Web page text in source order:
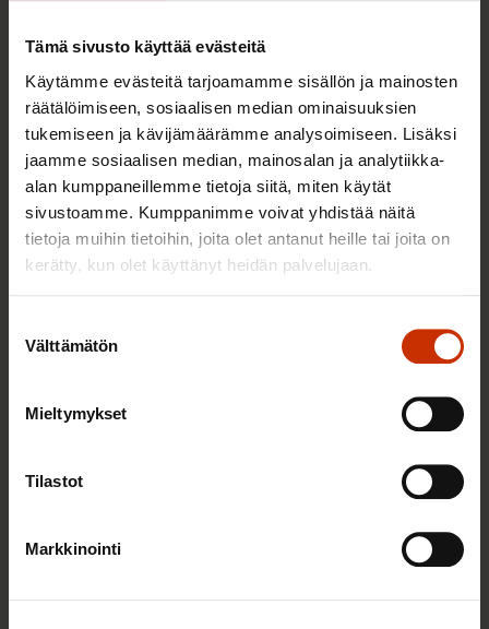
Tämä sivusto käyttää evästeitä
Käytämme evästeitä tarjoamamme sisällön ja mainosten
räätälöimiseen, sosiaalisen median ominaisuuksien
tukemiseen ja kävijämäärämme analysoimiseen. Lisäksi
jaamme sosiaalisen median, mainosalan ja analytiikka-
alan kumppaneillemme tietoja siitä, miten käytät
sivustoamme. Kumppanimme voivat yhdistää näitä
tietoja muihin tietoihin, joita olet antanut heille tai joita on
kerätty, kun olet käyttänyt heidän palvelujaan.
valinta
Välttämätön
Mieltymykset
Tilastot
Markkinointi
TALOUS JA ELINKEINOELÄMÄ
4.8.2026 16:55